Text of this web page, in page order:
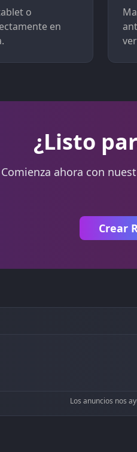
o
en
¿Listo
Comienza ahora con
Crear
Los anuncios nos